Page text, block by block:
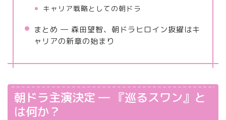
キャリア戦略としての朝ドラ
まとめ ― 森田望智、朝ドラヒロイン抜擢はキ
ャリアの新章の始まり
朝ドラ主演決定 ― 『巡るスワン』と
は何か？